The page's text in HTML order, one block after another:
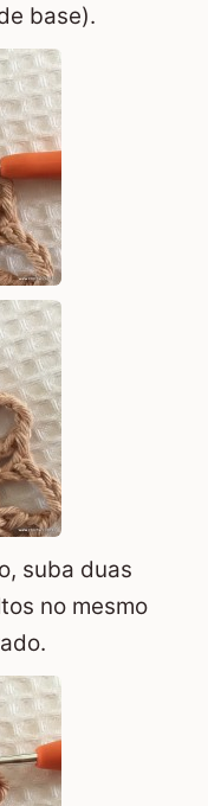
base).
suba duas
no mesmo